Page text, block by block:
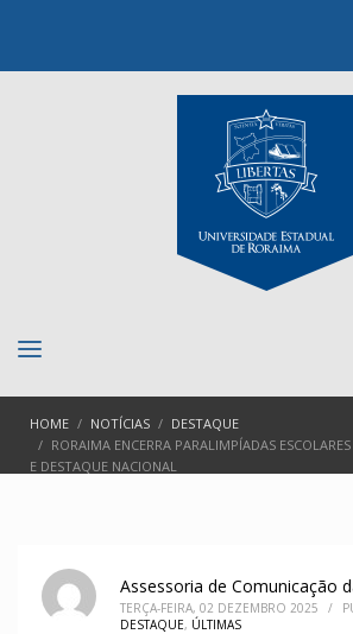
HOME NOTÍCIAS
DESTAQUE
RORAIMA ENCERRA PARALIMPÍADAS
E DESTAQUE NACIONAL
Assessoria de Comunicação
TERÇA-FEIRA, 02 DEZEMBRO 2025 /
DESTAQUE, ÚLTIMAS